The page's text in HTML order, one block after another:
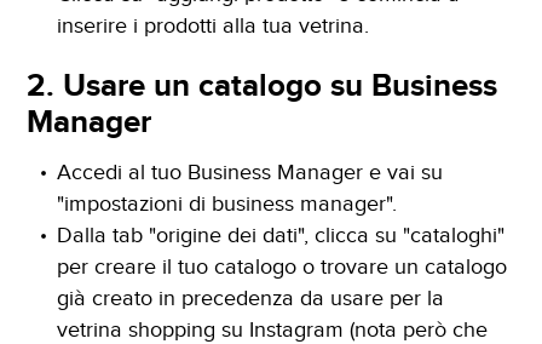
inserire i prodotti alla tua vetrina.
2. Usare un catalogo su Business
Manager
Accedi al tuo Business Manager e vai su
"impostazioni di business manager".
Dalla tab "origine dei dati", clicca su "cataloghi"
per creare il tuo catalogo o trovare un catalogo
già creato in precedenza da usare per la
vetrina shopping su Instagram (nota però che